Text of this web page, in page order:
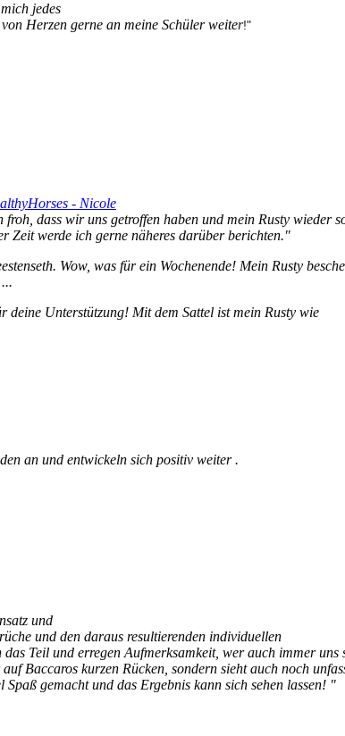
jedes
Herzen gerne an meine Schüler weiter!"
- Nicole
dass wir uns getroffen haben und mein Rusty wieder
Zeit werde ich gerne näheres darüber berichten."
Wow, was für ein Wochenende! Mein Rusty
...
deine Unterstützung! Mit dem Sattel ist mein Rusty wie
an und entwickeln sich positiv weiter .
und
und den daraus resultierenden individuellen
Teil und erregen Aufmerksamkeit, wer auch immer uns
Baccaros kurzen Rücken, sondern sieht auch noch
Spaß gemacht und das Ergebnis kann sich sehen lassen! "